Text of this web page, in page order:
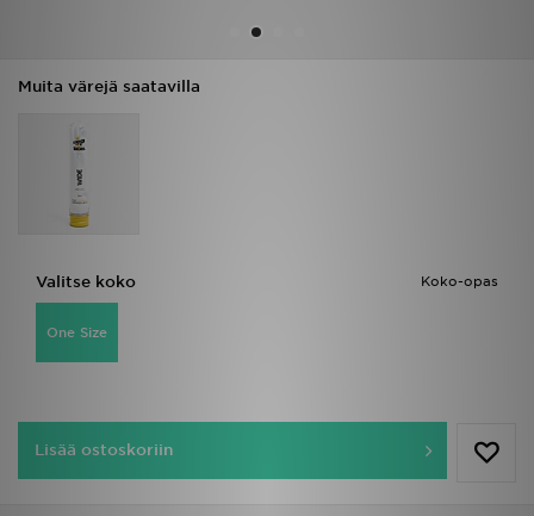
Muita värejä saatavilla
Koko-opas
Valitse koko
One Size
Lisää ostoskoriin